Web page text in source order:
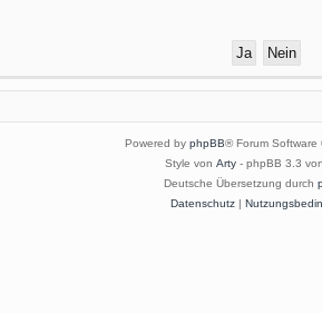
Powered by phpBB® Forum Software
Style von Arty - phpBB 3.3
Deutsche Übersetzung durch
Datenschutz|